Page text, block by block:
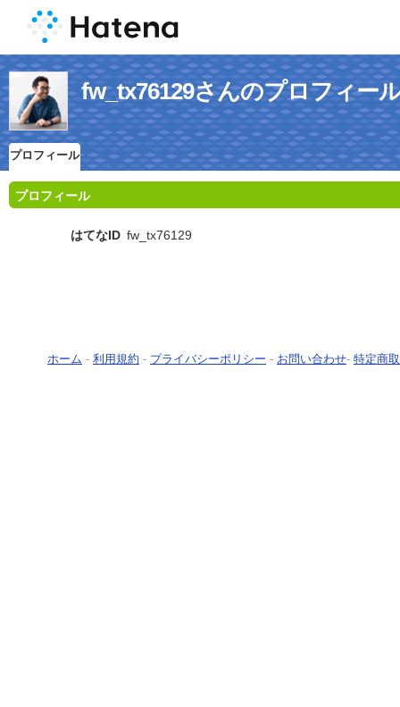
fw_tx76129さんのプロフィー
プロフィール
プロフィール
はてなID fw_tx76129
ホーム - 利用規約 - プライバシーポリシー - お問い合わせ- 特定商